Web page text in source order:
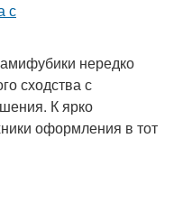
нередко
сходства с
К ярко
оформления в тот